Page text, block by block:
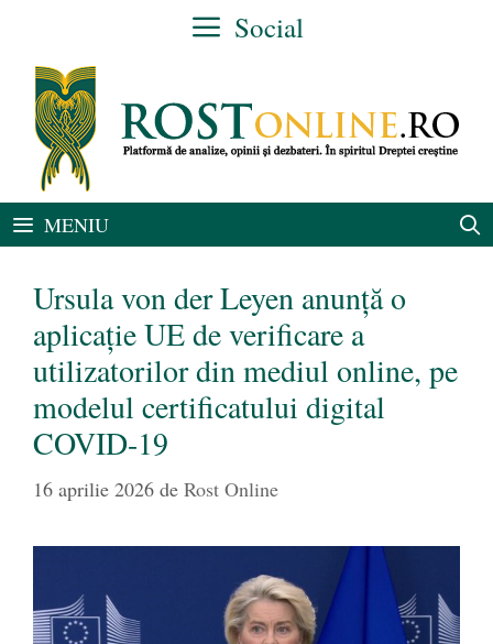
conținut
Social
MENIU
Ursula von der Leyen anunță o
aplicație UE de verificare a
utilizatorilor din mediul online, pe
modelul certificatului digital
COVID-19
16 aprilie 2026 de Rost Online